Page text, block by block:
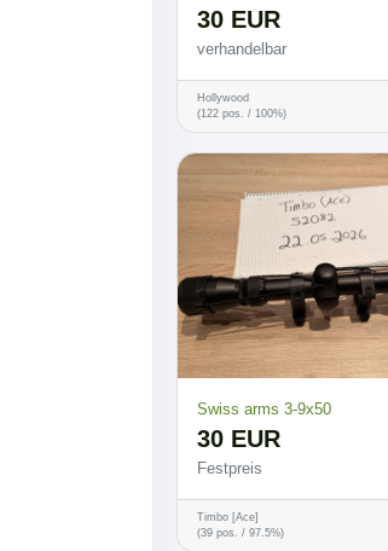
30 EUR
verhandelbar
Hollywood
(122 pos. / 100%)
Swiss arms 3-9x50
30 EUR
Festpreis
Timbo [Ace]
(39 pos. / 97.5%)